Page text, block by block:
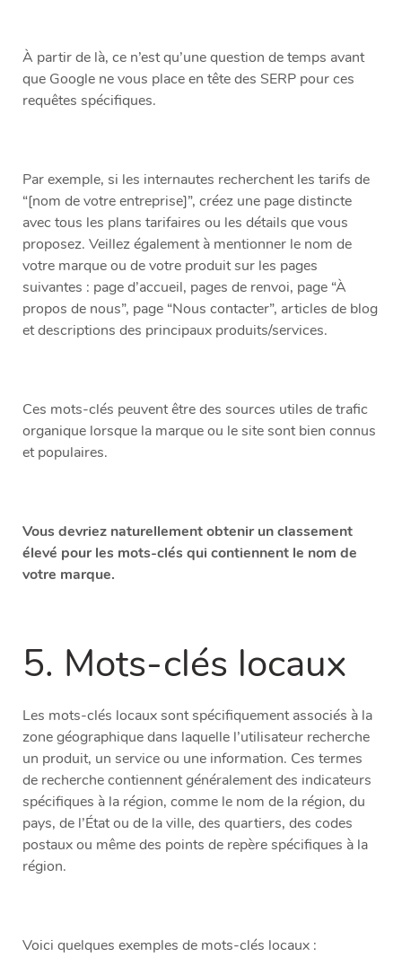
À partir de là, ce n’est qu’une question de temps avant
que Google ne vous place en tête des SERP pour ces
requêtes spécifiques.
Par exemple, si les internautes recherchent les tarifs de
“[nom de votre entreprise]”, créez une page distincte
avec tous les plans tarifaires ou les détails que vous
proposez. Veillez également à mentionner le nom de
votre marque ou de votre produit sur les pages
suivantes : page d’accueil, pages de renvoi, page “À
propos de nous”, page “Nous contacter”, articles de blog
et descriptions des principaux produits/services.
Ces mots-clés peuvent être des sources utiles de trafic
organique lorsque la marque ou le site sont bien connus
et populaires.
Vous devriez naturellement obtenir un classement
élevé pour les mots-clés qui contiennent le nom de
votre marque.
5. Mots-clés locaux
Les mots-clés locaux sont spécifiquement associés à la
zone géographique dans laquelle l’utilisateur recherche
un produit, un service ou une information. Ces termes
de recherche contiennent généralement des indicateurs
spécifiques à la région, comme le nom de la région, du
pays, de l’État ou de la ville, des quartiers, des codes
postaux ou même des points de repère spécifiques à la
région.
Voici quelques exemples de mots-clés locaux :